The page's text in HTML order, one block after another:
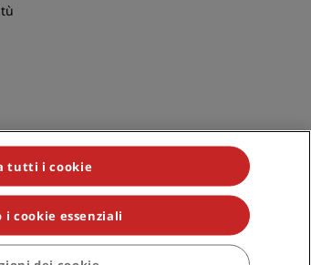
Inn, Country Inn & Suites, Prize by Radisson,
tutti i cookie
i cookie essenziali